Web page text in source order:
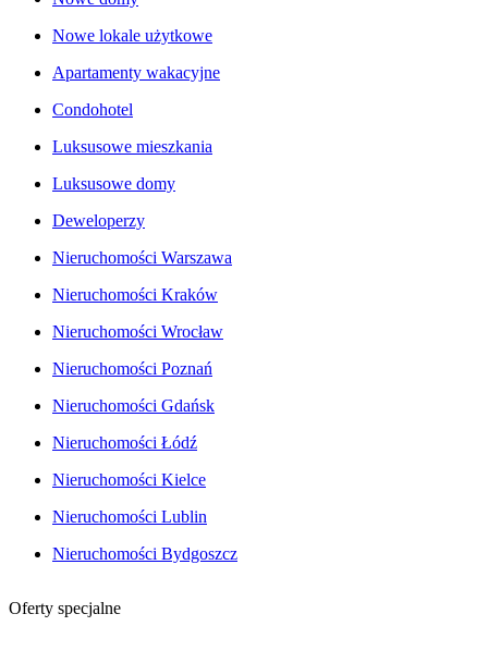
Nowe lokale użytkowe
Apartamenty wakacyjne
Condohotel
Luksusowe mieszkania
Luksusowe domy
Deweloperzy
Nieruchomości Warszawa
Nieruchomości Kraków
Nieruchomości Wrocław
Nieruchomości Poznań
Nieruchomości Gdańsk
Nieruchomości Łódź
Nieruchomości Kielce
Nieruchomości Lublin
Nieruchomości Bydgoszcz
Oferty specjalne